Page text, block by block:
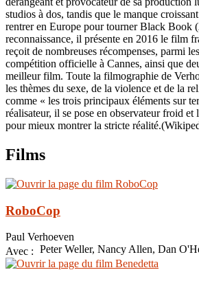
studios à dos, tandis que le manque
rentrer en Europe pour tourner Black Book
reconnaissance, il présente en 2016 le film
reçoit de nombreuses récompenses, parmi
compétition officielle à Cannes, ainsi que
meilleur film. Toute la filmographie de
les thèmes du sexe, de la violence et de la
comme « les trois principaux éléments sur
réalisateur, il se pose en observateur froid
pour mieux montrer la stricte
Films
RoboCop
Paul Verhoeven
Avec : Peter Weller, Nancy Allen, Dan